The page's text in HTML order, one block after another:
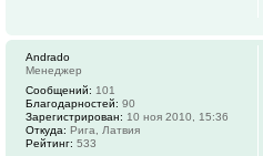
Andrado
Менеджер
Сообщений: 101
Благодарностей: 90
Зарегистрирован: 10 ноя 2010, 15:36
Откуда: Рига, Латвия
Рейтинг: 533